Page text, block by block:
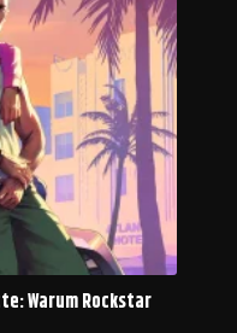
Warum Rockstar